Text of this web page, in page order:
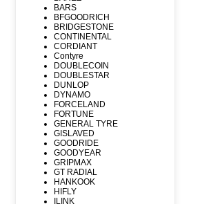
BARS
BFGOODRICH
BRIDGESTONE
CONTINENTAL
CORDIANT
Contyre
DOUBLECOIN
DOUBLESTAR
DUNLOP
DYNAMO
FORCELAND
FORTUNE
GENERAL TYRE
GISLAVED
GOODRIDE
GOODYEAR
GRIPMAX
GT RADIAL
HANKOOK
HIFLY
ILINK